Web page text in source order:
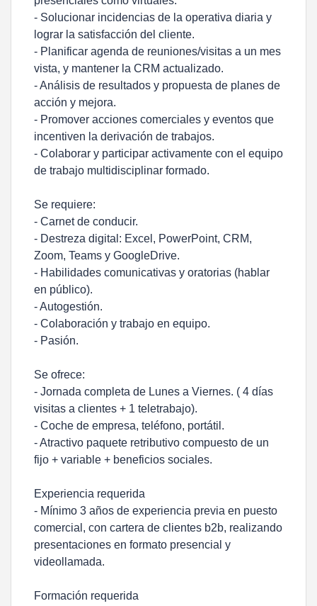
- Solucionar incidencias de la operativa diaria y
lograr la satisfacción del cliente.
- Planificar agenda de reuniones/visitas a un mes
vista, y mantener la CRM actualizado.
- Análisis de resultados y propuesta de planes de
acción y mejora.
- Promover acciones comerciales y eventos que
incentiven la derivación de trabajos.
- Colaborar y participar activamente con el equipo
de trabajo multidisciplinar formado.
Se requiere:
- Carnet de conducir.
- Destreza digital: Excel, PowerPoint, CRM,
Zoom, Teams y GoogleDrive.
- Habilidades comunicativas y oratorias (hablar
en público).
- Autogestión.
- Colaboración y trabajo en equipo.
- Pasión.
Se ofrece:
- Jornada completa de Lunes a Viernes. ( 4 días
visitas a clientes + 1 teletrabajo).
- Coche de empresa, teléfono, portátil.
- Atractivo paquete retributivo compuesto de un
fijo + variable + beneficios sociales.
Experiencia requerida
- Mínimo 3 años de experiencia previa en puesto
comercial, con cartera de clientes b2b, realizando
presentaciones en formato presencial y
videollamada.
Formación requerida